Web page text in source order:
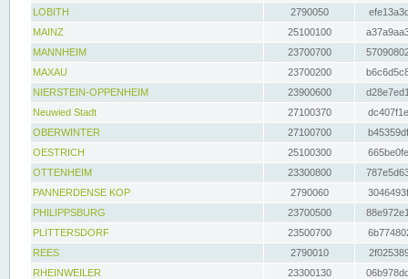
LOBITH
2790050
MAINZ
25100100
MANNHEIM
23700700
MAXAU
23700200
NIERSTEIN-OPPENHEIM
23900600
Neuwied Stadt
27100370
OBERWINTER
27100700
OESTRICH
25100300
OTTENHEIM
23300800
PANNERDENSE KOP
2790060
PHILIPPSBURG
23700500
PLITTERSDORF
23500700
REES
2790010
RHEINWEILER
23300130